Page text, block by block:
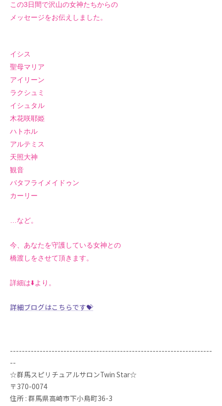
この3日間で沢山の女神たちからの
メッセージをお伝えしました。
イシス
聖母マリア
アイリーン
ラクシュミ
イシュタル
木花咲耶姫
ハトホル
アルテミス
天照大神
観音
バタフライメイドゥン
カーリー
…など。
今、あなたを守護している女神との
橋渡しをさせて頂きます。
詳細は⬇️より。
詳細ブログはこちらです💝
--------------------------------------------------------------------
--
☆群馬スピリチュアルサロンTwin Star☆
〒370-0074
住所 : 群馬県高崎市下小鳥町36-3